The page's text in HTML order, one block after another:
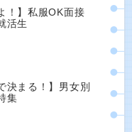
！】私服OK面接
活生
決まる！】男女別
集